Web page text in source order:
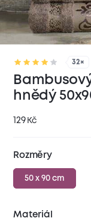
32×
hnědý
129 Kč
Rozměry
50 x 90 cm
Materiál